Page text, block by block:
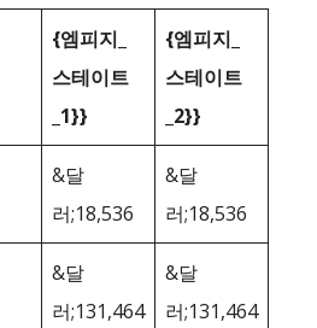
{엠피지_
스테이트
_1}}
{엠피지_
스테이트
_2}}
&달
러;18,536
&달
러;18,536
&달
러;131,464
&달
러;131,464